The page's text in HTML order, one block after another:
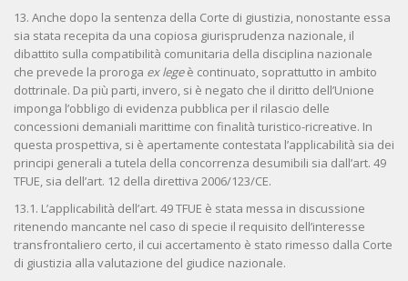
13. Anche dopo la sentenza della Corte di giustizia, nonostante essa
sia stata recepita da una copiosa giurisprudenza nazionale, il
dibattito sulla compatibilità comunitaria della disciplina nazionale
che prevede la proroga ex legeè continuato, soprattutto in ambito
dottrinale. Da più parti, invero, si è negato che il diritto dell’Unione
imponga l’obbligo di evidenza pubblica per il rilascio delle
concessioni demaniali marittime con finalità turistico-ricreative. In
questa prospettiva, si è apertamente contestata l’applicabilità sia dei
principi generali a tutela della concorrenza desumibili sia dall’art. 49
TFUE, sia dell’art. 12 della direttiva 2006/123/CE.
13.1. L’applicabilità dell’art. 49 TFUE è stata messa in discussione
ritenendo mancante nel caso di specie il requisito dell’interesse
transfrontaliero certo, il cui accertamento è stato rimesso dalla Corte
di giustizia alla valutazione del giudice nazionale.